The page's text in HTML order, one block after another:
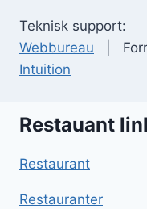
Teknisk support:
Webbureau |
Intuition
Restauant
Restaurant
Restauranter